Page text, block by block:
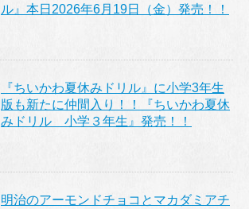
ル』本日2026年6月19日（金）発売！！
『ちいかわ夏休みドリル』に小学3年生
版も新たに仲間入り！！『ちいかわ夏休
みドリル 小学３年生』発売！！
明治のアーモンドチョコとマカダミアチ